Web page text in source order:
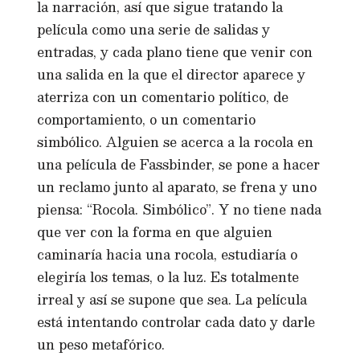
la narración, así que sigue tratando la
película como una serie de salidas y
entradas, y cada plano tiene que venir con
una salida en la que el director aparece y
aterriza con un comentario político, de
comportamiento, o un comentario
simbólico. Alguien se acerca a la rocola en
una película de Fassbinder, se pone a hacer
un reclamo junto al aparato, se frena y uno
piensa: “Rocola. Simbólico”. Y no tiene nada
que ver con la forma en que alguien
caminaría hacia una rocola, estudiaría o
elegiría los temas, o la luz. Es totalmente
irreal y así se supone que sea. La película
está intentando controlar cada dato y darle
un peso metafórico.